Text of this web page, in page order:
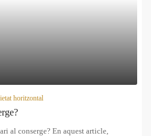
horitzontal
al conserge? En aquest article,